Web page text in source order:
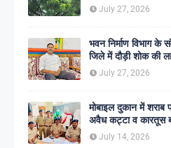
July 27, 2026
भवन निर्माण विभाग के
जिले में दौड़ी शोक की
July 27, 2026
मोबाइल दुकान में शराब
अवैध कट्टा व कारतूस
July 14, 2026